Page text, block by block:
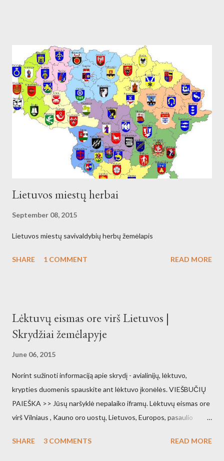
Lietuvos miestų herbai
September 08, 2015
Lietuvos miestų savivaldybių herbų žemėlapis
SHARE 1 COMMENT READ MORE
Lėktuvų eismas ore virš Lietuvos |
Skrydžiai žemėlapyje
June 06, 2015
Norint sužinoti informaciją apie skrydį - avialinijų, lėktuvo,
krypties duomenis spauskite ant lėktuvo įkonėlės. VIEŠBUČIŲ
PAIEŠKA >> Jūsų naršyklė nepalaiko iframų. Lėktuvų eismas ore
virš Vilniaus , Kauno oro uostų, Lietuvos, Europos, pasaulio
žemėlapyje Kauno oro uostas žemėlapyje Palangos oro uostas
SHARE 3 COMMENTS READ MORE